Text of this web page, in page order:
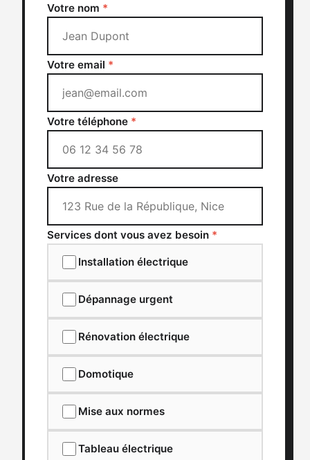
Votre nom *
Votre email *
Votre téléphone *
Votre adresse
Services dont vous avez besoin *
Installation électrique
Dépannage urgent
Rénovation électrique
Domotique
Mise aux normes
Tableau électrique